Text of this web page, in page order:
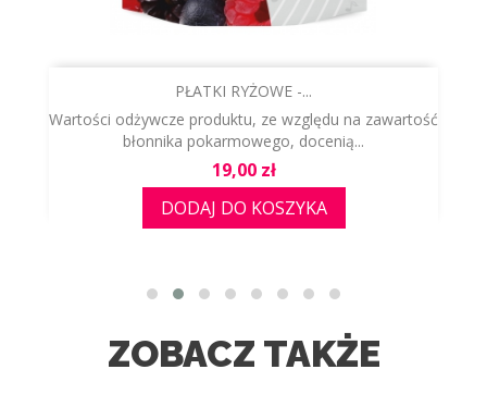
PŁATKI RYŻOWE -...
Wartości odżywcze produktu, ze względu na zawartość
błonnika pokarmowego, docenią...
Cena
19,00 zł
DODAJ DO KOSZYKA
ZOBACZ TAKŻE